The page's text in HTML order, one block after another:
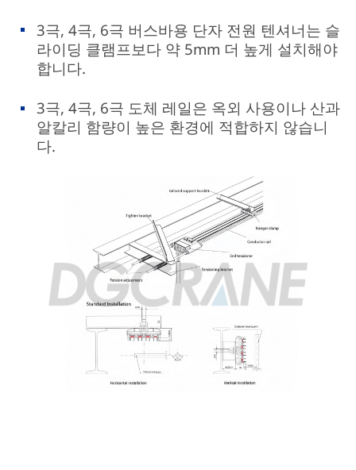
3극, 4극, 6극 버스바용 단자 전원 텐셔너는 슬
라이딩 클램프보다 약 5mm 더 높게 설치해야
합니다.
3극, 4극, 6극 도체 레일은 옥외 사용이나 산과
알칼리 함량이 높은 환경에 적합하지 않습니
다.